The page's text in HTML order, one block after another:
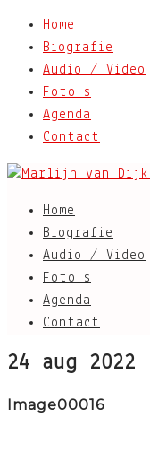
Home
Biografie
Audio / Video
Foto's
Agenda
Contact
Home
Biografie
Audio / Video
Foto's
Agenda
Contact
24 aug 2022
Image00016